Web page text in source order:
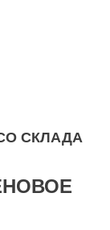
СКЛАДА